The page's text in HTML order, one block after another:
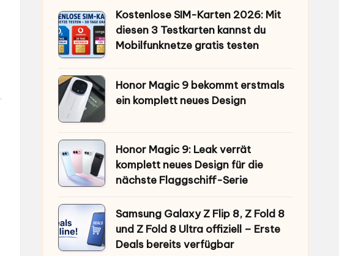
Kostenlose SIM-Karten 2026: Mit
diesen 3 Testkarten kannst du
Mobilfunknetze gratis testen
Honor Magic 9 bekommt erstmals
ein komplett neues Design
Honor Magic 9: Leak verrät
komplett neues Design für die
nächste Flaggschiff-Serie
Samsung Galaxy Z Flip 8, Z Fold 8
und Z Fold 8 Ultra offiziell – Erste
Deals bereits verfügbar